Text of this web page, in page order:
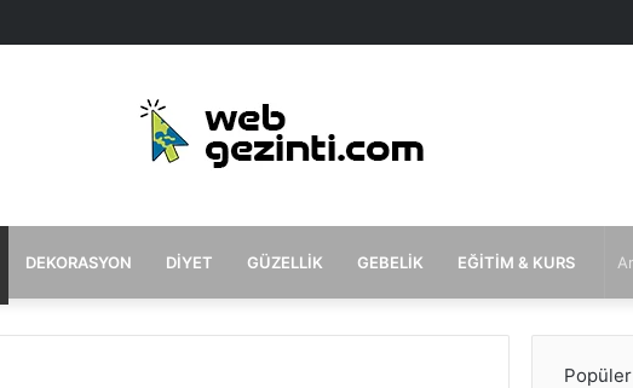
DEKORASYON DIYET GÜZELLIK GEBELIK EĞITIM & KURS
Popüler